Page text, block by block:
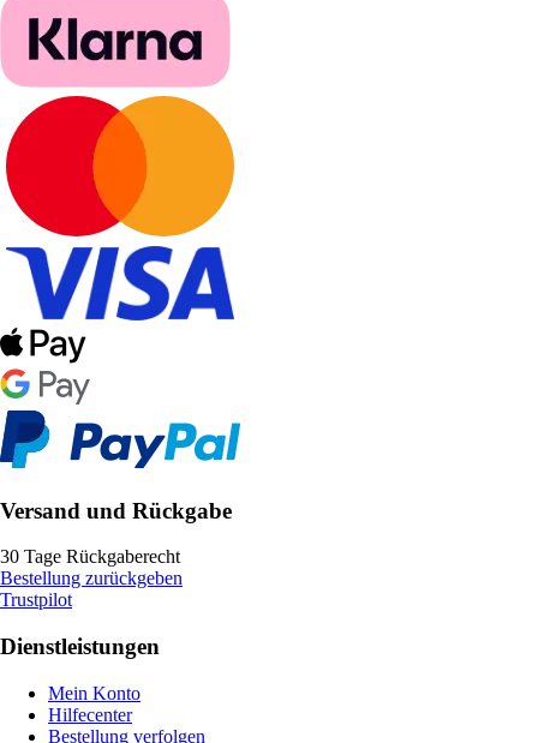
Versand und Rückgabe
30 Tage Rückgaberecht
Bestellung zurückgeben
Trustpilot
Dienstleistungen
Mein Konto
Hilfecenter
Bestellung verfolgen